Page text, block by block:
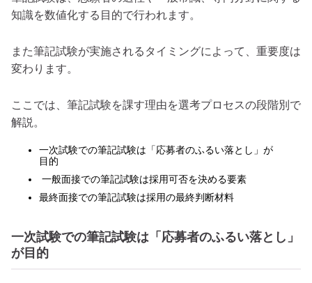
知識を数値化する目的で行われます。
また筆記試験が実施されるタイミングによって、重要度は
変わります。
ここでは、筆記試験を課す理由を選考プロセスの段階別で
解説。
一次試験での筆記試験は「応募者のふるい落とし」が
目的
一般面接での筆記試験は採用可否を決める要素
最終面接での筆記試験は採用の最終判断材料
一次試験での筆記試験は「応募者のふるい落とし」
が目的